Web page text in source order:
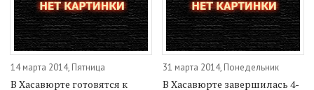
14 марта 2014, Пятница
В Хасавюрте готовятся к
31 марта 2014, Понедельник
В Хасавюрте завершилась 4-